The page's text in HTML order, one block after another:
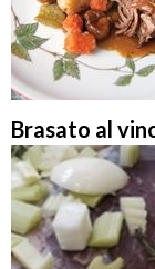
Brasato al